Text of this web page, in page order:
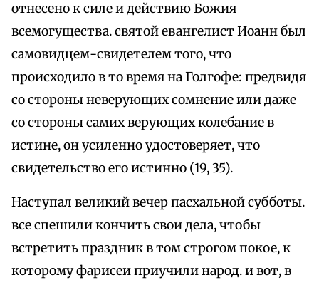
отнесено к силе и действию Божия
всемогущества. святой евангелист Иоанн был
самовидцем-свидетелем того, что
происходило в то время на Голгофе: предвидя
со стороны неверующих сомнение или даже
со стороны самих верующих колебание в
истине, он усиленно удостоверяет, что
свидетельство его истинно (19, 35).
Наступал великий вечер пасхальной субботы.
все спешили кончить свои дела, чтобы
встретить праздник в том строгом покое, к
которому фарисеи приучили народ. и вот, в